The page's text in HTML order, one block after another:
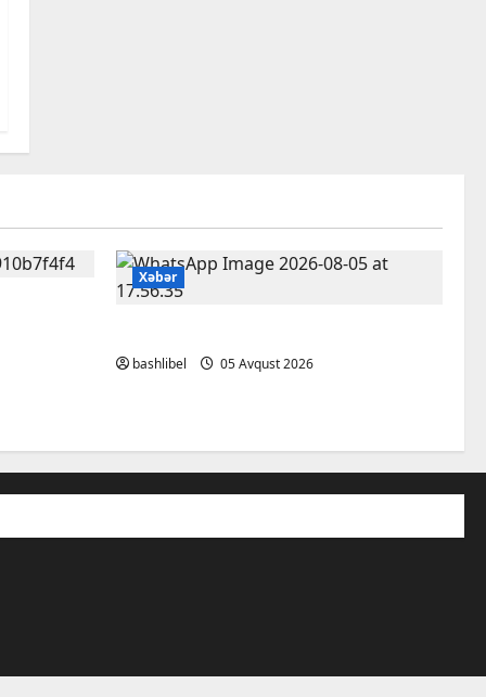
Xəbər
bashlibel 05 Avqust 2026